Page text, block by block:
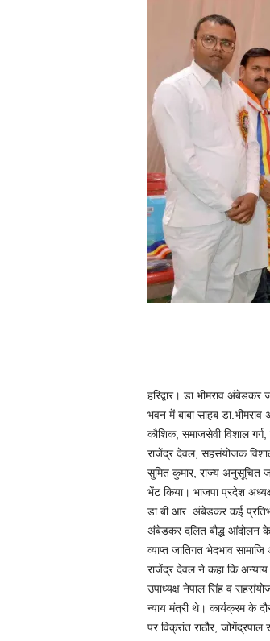
हरिद्वार। डा.भीमराव
भवन में बाबा साहब
कौशिक, समाजसेवी विशाल
राजेंद्र देवल, सहसंयोजक
सुमित कुमार, राज्य अनुसूचित
भेंट किया। भाजपा प्रदेश
डा.बी.आर. अंबेडकर कई
अंबेडकर दलित बौद्ध आंदोलन
व्याप्त जातिगत भेदभाव
राजेंद्र देवल ने कहा कि
उपाध्यक्ष नेपाल सिंह व
न्याय मंत्री थे। कार्यक्रम के
पर विक्रांत राठौर, जोगेंद्रपाल